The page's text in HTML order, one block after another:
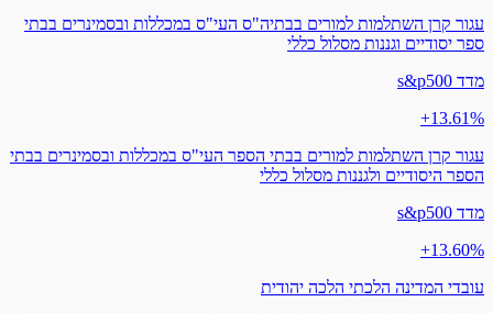
עגור קרן השתלמות למורים בבתיה"ס העי"ס במכללות ובסמינרים בבתי
ספר יסודיים וגננות מסלול כללי
מדד s&p500
‎+13.61%
עגור קרן השתלמות למורים בבתי הספר העי"ס במכללות ובסמינרים בבתי
הספר היסודיים ולגננות מסלול כללי
מדד s&p500
‎+13.60%
עובדי המדינה הלכתי הלכה יהודית